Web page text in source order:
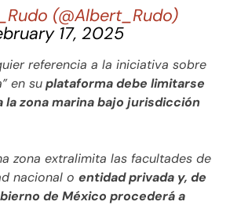
(@Albert_Rudo)
17, 2025
referencia a la iniciativa sobre
en suplataforma debe limitarse
la zona marina bajo jurisdicción
zona extralimita las facultades de
nacional o entidad privada y, de
de México procederá a